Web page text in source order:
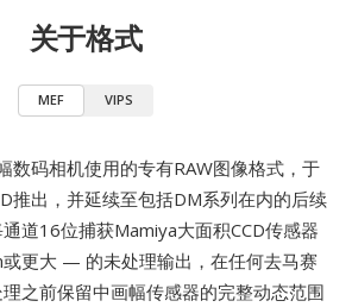
关于格式
MEF VIPS
数码相机使用的专有RAW图像格式，于
推出，并延续至包括DM系列在内的后续
道16位捕获Mamiya大面积CCD传感器
更大 — 的未处理输出，在任何去马赛
之前保留中画幅传感器的完整动态范围